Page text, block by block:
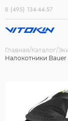
8 (495) 134-44-57
Главная Каталог
Налокотники Bauer